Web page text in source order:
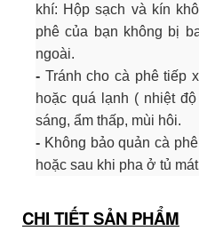
khí: Hộp sạch và kín
phê của bạn không bị
ngoài.
- Tránh cho cà phê tiếp
hoặc quá lạnh ( nhiệt
sáng, ẩm thấp, mùi hôi.
- Không bảo quản cà
hoặc sau khi pha ở tủ
CHI TIẾT SẢN PHẨM